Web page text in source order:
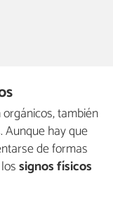
también
Aunque hay que
de formas
signos físicos